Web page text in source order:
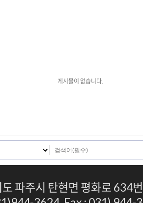
게시물이 없습니다.
도 파주시 탄현면 평화로 634